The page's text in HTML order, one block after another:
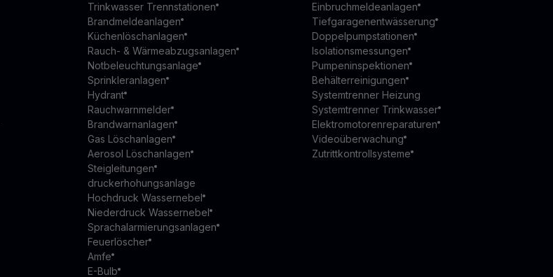
Trinkwasser Trennstationen
Brandmeldeanlagen
Küchenlöschanlagen
Rauch- & Wärmeabzugsanlagen
Notbeleuchtungsanlage
Sprinkleranlagen
Hydrant
Rauchwarnmelder
Brandwarnanlagen
Gas Löschanlagen
Aerosol Löschanlagen
Steigleitungen
druckerhohungsanlage
Hochdruck Wassernebel
Niederdruck Wassernebel
Sprachalarmierungsanlagen
Feuerlöscher
Amfe
E-Bulb
Einbruchmeldeanlagen
Tiefgaragenentwässerung
Doppelpumpstationen
Isolationsmessungen
Pumpeninspektionen
Behälterreinigungen
Systemtrenner Heizung
Systemtrenner Trinkwasser
Elektromotorenreparaturen
Videoüberwachung
Zutrittkontrollsysteme